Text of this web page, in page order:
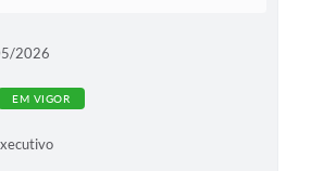
2026
EM VIGOR